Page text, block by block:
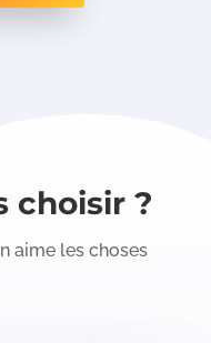
choisir ?
aime les choses